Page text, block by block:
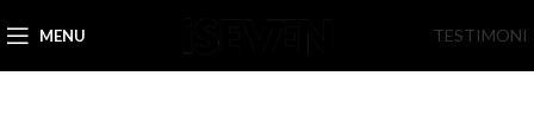
MENU TESTIMONI